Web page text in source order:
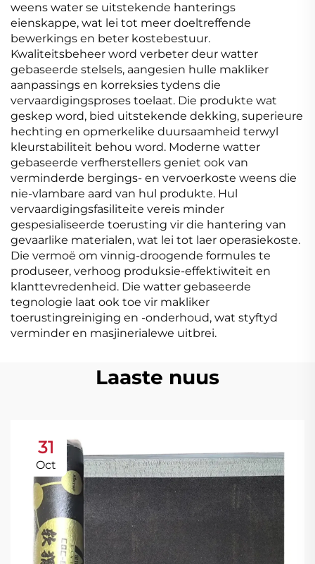
weens water se uitstekende hanterings
eienskappe, wat lei tot meer doeltreffende
bewerkings en beter kostebestuur.
Kwaliteitsbeheer word verbeter deur watter
gebaseerde stelsels, aangesien hulle makliker
aanpassings en korreksies tydens die
vervaardigingsproses toelaat. Die produkte wat
geskep word, bied uitstekende dekking, superieure
hechting en opmerkelike duursaamheid terwyl
kleurstabiliteit behou word. Moderne watter
gebaseerde verfherstellers geniet ook van
verminderde bergings- en vervoerkoste weens die
nie-vlambare aard van hul produkte. Hul
vervaardigingsfasiliteite vereis minder
gespesialiseerde toerusting vir die hantering van
gevaarlike materialen, wat lei tot laer operasiekoste.
Die vermoë om vinnig-droogende formules te
produseer, verhoog produksie-effektiwiteit en
klanttevredenheid. Die watter gebaseerde
tegnologie laat ook toe vir makliker
toerustingreiniging en -onderhoud, wat styftyd
verminder en masjinerialewe uitbrei.
Laaste nuus
31
Oct